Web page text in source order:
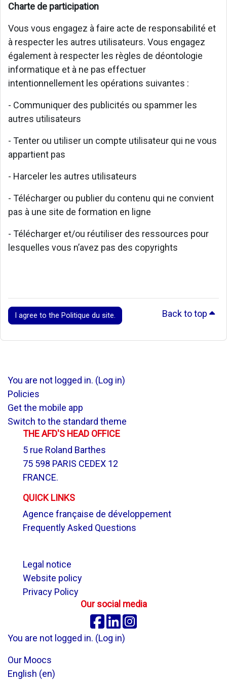
Charte de participation
Vous vous engagez à faire acte de responsabilité et
à respecter les autres utilisateurs. Vous engagez
également à respecter les règles de déontologie
informatique et à ne pas effectuer
intentionnellement les opérations suivantes :
- Communiquer des publicités ou spammer les
autres utilisateurs
- Tenter ou utiliser un compte utilisateur qui ne vous
appartient pas
- Harceler les autres utilisateurs
- Télécharger ou publier du contenu qui ne convient
pas à une site de formation en ligne
- Télécharger et/ou réutiliser des ressources pour
lesquelles vous n’avez pas des copyrights
I agree to the Politique du site. Back to top
You are not logged in. (Log in)
Policies
Get the mobile app
Switch to the standard theme
THE AFD'S HEAD OFFICE
5 rue Roland Barthes
75 598 PARIS CEDEX 12
FRANCE.
QUICK LINKS
Agence française de développement
Frequently Asked Questions
Legal notice
Website policy
Privacy Policy
Our social media
Facebook
Linkedin
You are not logged in. (Log in)
Our Moocs
English ‎(en)‎